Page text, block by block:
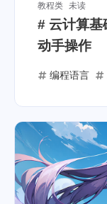
教程类 未读
# 云计算基
动手操作
编程语言